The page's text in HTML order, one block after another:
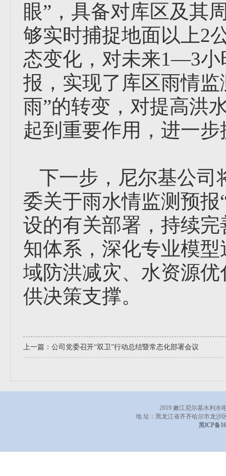
眼”，具备对库区及其
够实时捕捉地面以上2
态变化，对未来1—3小
报，实现了库区雨情监
雨”的转变，对提高洪
起到重要作用，进一
下一步，尼尔基公司
委关于雨水情监测预
设的有关部署，持续
知体系，深化专业模
域防洪减灾、水资源
供决策支撑。
上一篇： 公司党委召开“双卫”行动总结暨常态化部署会议
2019 嫩江尼尔基水利水
地 址：黑龙江省齐齐哈尔市龙
黑ICP备